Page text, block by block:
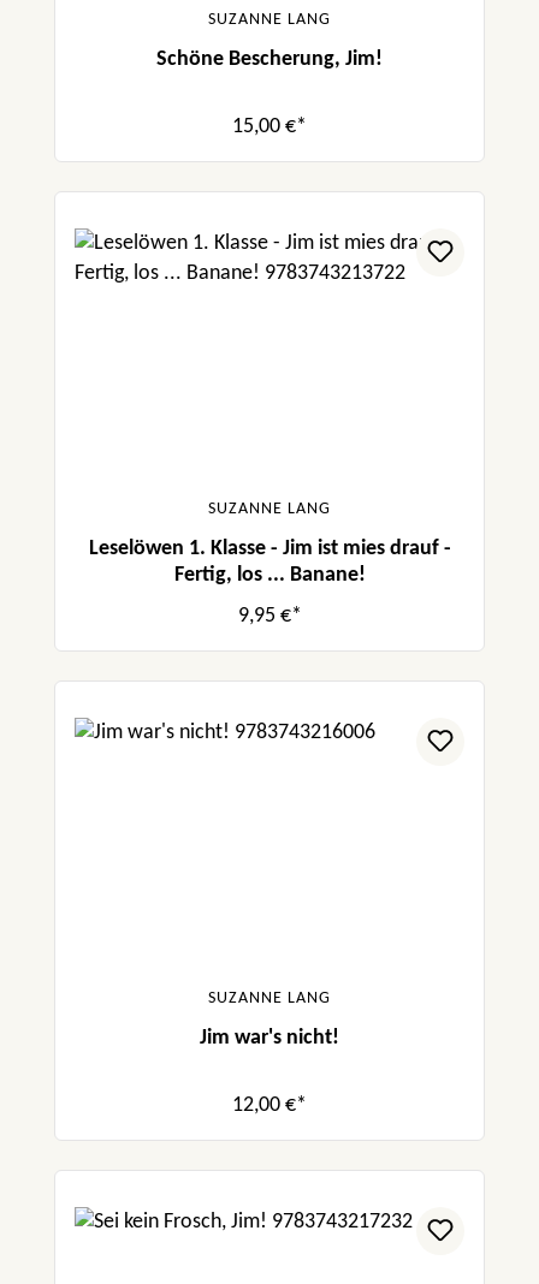
SUZANNE LANG
Schöne Bescherung, Jim!
15,00 €*
SUZANNE LANG
Leselöwen 1. Klasse - Jim ist mies drauf -
Fertig, los ... Banane!
9,95 €*
SUZANNE LANG
Jim war's nicht!
12,00 €*